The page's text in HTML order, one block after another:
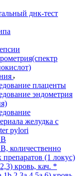
днк-тест
плаценты
эндометрия
желудка с
pylori
количественно
препаратов (1 локус)
кровь, кач. *